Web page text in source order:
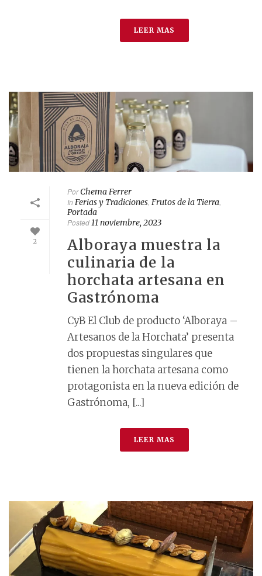
LEER MAS
2
PorChema Ferrer
In Ferias y Tradiciones Frutos de la Tierra
Portada
Posted11 noviembre, 2023
Alboraya muestra la
culinaria de la
horchata artesana en
Gastrónoma
CyB El Club de producto ‘Alboraya –
Artesanos de la Horchata’ presenta
dos propuestas singulares que
tienen la horchata artesana como
protagonista en la nueva edición de
Gastrónoma, [...]
LEER MAS